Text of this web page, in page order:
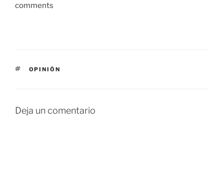
comments
ETIQUETAS
OPINIÓN
Deja un comentario